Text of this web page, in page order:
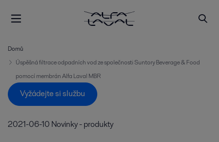
Domů
Úspěšná filtrace odpadních vod ze společnosti Suntory Beverage & Food
pomocí membrán Alfa Laval MBR
Vyžádejte si službu
2021-06-10 Novinky - produkty